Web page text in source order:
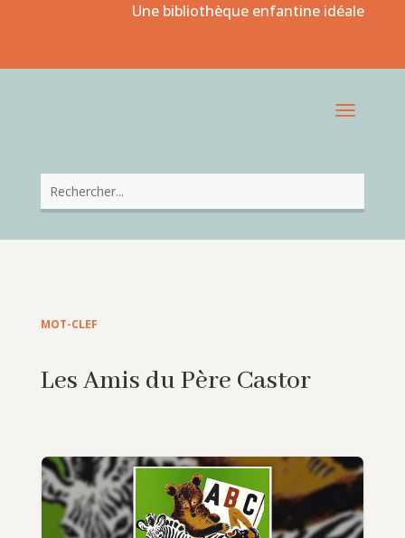
Une bibliothèque enfantine idéale
MOT-CLEF
Les Amis du Père Castor